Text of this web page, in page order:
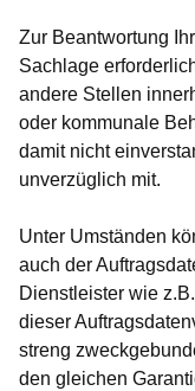
Zur Beantwortung
Sachlage
andere Stellen
oder kommunale
damit nicht
unverzüglich mit.
Unter Umständen
auch der
Dienstleister wie
dieser
streng
den gleichen